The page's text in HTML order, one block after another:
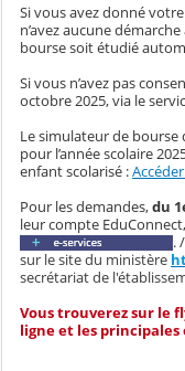
Si vous avez donné
n’avez aucune
bourse soit étudié
Si vous n’avez pas
octobre 2025, via le
Le simulateur de bourse
pour l’année scolaire
enfant scolarisé :
Pour les demandes,du
leur compte
.
sur le site du ministère
secrétariat de
Vous trouverez sur le
ligne et les principales